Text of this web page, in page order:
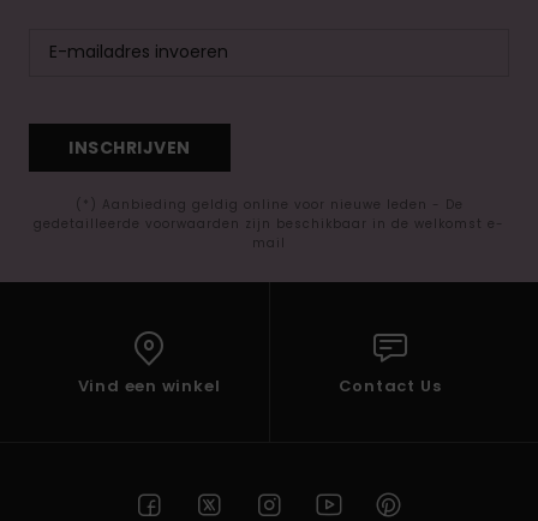
INSCHRIJVEN
(*) Aanbieding geldig online voor nieuwe leden - De
gedetailleerde voorwaarden zijn beschikbaar in de welkomst e-
mail
Vind een winkel Contact Us